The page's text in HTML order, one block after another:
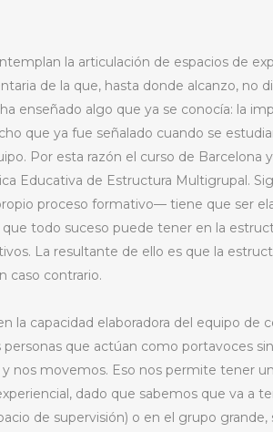
la articulación de espacios de
de la que, hasta donde alcanzo, no
enseñado algo que ya se conocía: la
que ya fue señalado cuando se
Por esta razón el curso de Barcelona
Educativa de Estructura Multigrupal.
proceso formativo— tiene que ser
todo suceso puede tener en la
La resultante de ello es que la
caso contrario.
la capacidad elaboradora del equipo
que actúan como portavoces
nos movemos. Eso nos permite tener
dado que sabemos que va a
de supervisión) o en el grupo